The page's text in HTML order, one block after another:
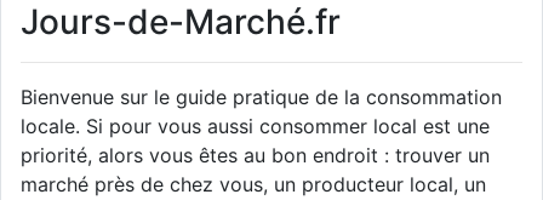
Jours-de-Marché.fr
Bienvenue sur le guide pratique de la consommation
locale. Si pour vous aussi consommer local est une
priorité, alors vous êtes au bon endroit : trouver un
marché près de chez vous, un producteur local, un